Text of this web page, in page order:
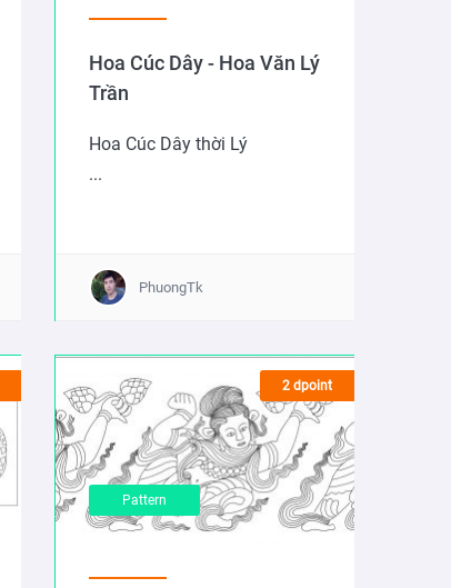
Hoa Cúc Dây - Hoa Văn Lý
Trần
Hoa Cúc Dây thời Lý
...
PhuongTk
Pattern
2 dpoint